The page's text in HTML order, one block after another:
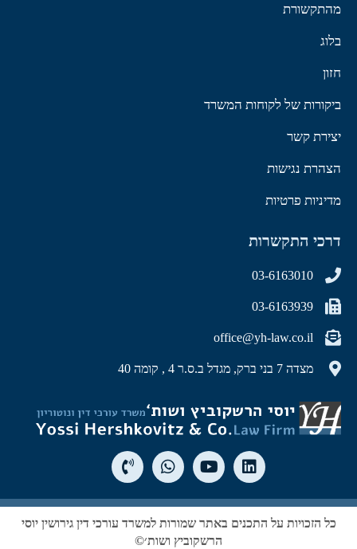
מהתקשורת
בלוג
חזון
ביקורות של לקוחות המשרד
יצירת קשר
הצהרת נגישות
מדיניות פרטיות
דרכי התקשרות
03-6163010
03-6163939
office@yh-law.co.il
מצדה 7 בני ברק, מגדל ב.ס.ר 4 , קומה 40
כל הזכויות על התכנים באתר שמורות למשרד עורכי דין גירושין יוסי
הרשקוביץ ושות׳©